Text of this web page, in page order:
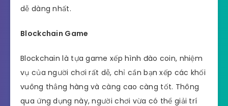
dễ dàng nhất.
Blockchain Game
Blockchain là tựa game xếp hình đào coin, nhiệm
vụ của người chơi rất dễ, chỉ cần bạn xếp các khối
vuông thẳng hàng và càng cao càng tốt. Thông
qua ứng dụng này, người chơi vừa có thể giải trí